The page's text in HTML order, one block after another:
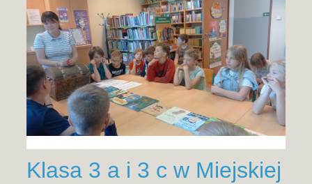
Klasa 3 a i 3 c w Miejskiej